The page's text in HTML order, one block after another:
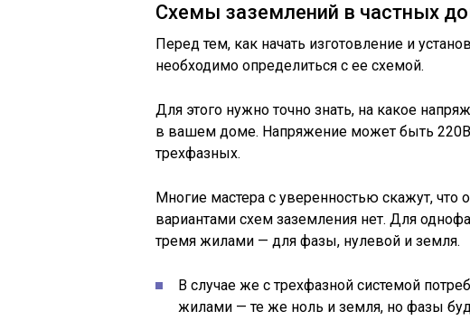
Схемы заземлений в частных
Перед тем, как начать изготовление и
необходимо определиться с ее схемой.
Для этого нужно точно знать, на какое
в вашем доме. Напряжение может быть
трехфазных.
Многие мастера с уверенностью скажут,
вариантами схем заземления нет. Для
тремя жилами — для фазы, нулевой и земля.
В случае же с трехфазной системой
жилами — те же ноль и земля, но фазы